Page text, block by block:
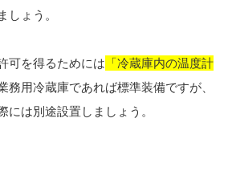
しょう。
可を得るためには 「冷蔵庫内の温度計
務用冷蔵庫であれば標準装備ですが、
には別途設置しましょう。